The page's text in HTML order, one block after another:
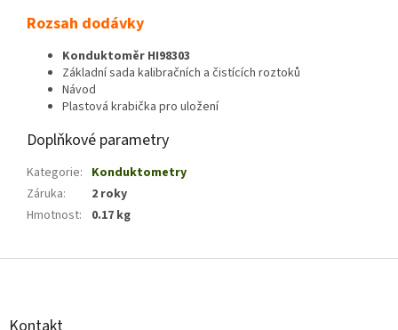
Rozsah dodávky
Konduktoměr HI98303
Základní sada kalibračních a čistících roztoků
Návod
Plastová krabička pro uložení
Doplňkové parametry
Kategorie: Konduktometry
Záruka:
2 roky
Hmotnost: 0.17 kg
Z